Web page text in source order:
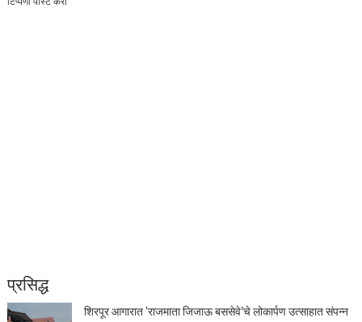
प्रसिद्ध
शिरपूर आगारात ‘राजमाता जिजाऊ बससेवे’चे लोकार्पण उत्साहात संपन्न